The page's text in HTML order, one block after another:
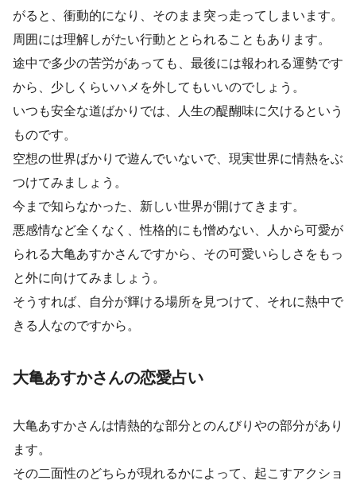
がると、衝動的になり、そのまま突っ走ってしまいます。
周囲には理解しがたい行動ととられることもあります。
途中で多少の苦労があっても、最後には報われる運勢です
から、少しくらいハメを外してもいいのでしょう。
いつも安全な道ばかりでは、人生の醍醐味に欠けるという
ものです。
空想の世界ばかりで遊んでいないで、現実世界に情熱をぶ
つけてみましょう。
今まで知らなかった、新しい世界が開けてきます。
悪感情など全くなく、性格的にも憎めない、人から可愛が
られる大亀あすかさんですから、その可愛いらしさをもっ
と外に向けてみましょう。
そうすれば、自分が輝ける場所を見つけて、それに熱中で
きる人なのですから。
大亀あすかさんの恋愛占い
大亀あすかさんは情熱的な部分とのんびりやの部分があり
ます。
その二面性のどちらが現れるかによって、起こすアクショ